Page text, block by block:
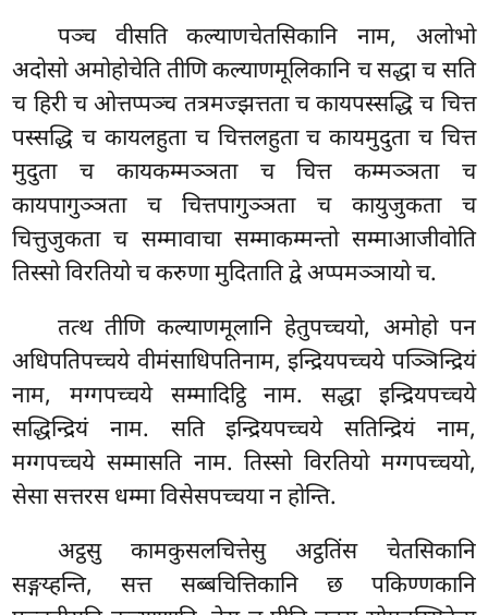
पञ्च वीसति कल्याणचेतसिकानि नाम, अलोभो
अदोसो अमोहोचेति तीणि कल्याणमूलिकानि च सद्धा च सति
च हिरी च ओत्तप्पञ्च तत्रमज्झत्तता च कायपस्सद्धि च चित्त
पस्सद्धि च कायलहुता च चित्तलहुता च कायमुदुता च चित्त
मुदुता च कायकम्मञ्ञता च चित्त कम्मञ्ञता च
कायपागुञ्ञता च चित्तपागुञ्ञता च कायुजुकता च
चित्तुजुकताच सम्मावाचा सम्माकम्मन्तो सम्माआजीवोति
तिस्सो विरतियो च करुणा मुदिताति द्वे अप्पमञ्ञायो च.
तत्थ तीणि कल्याणमूलानि हेतुपच्चयो, अमोहो पन
अधिपतिपच्चये वीमंसाधिपतिनाम, इन्द्रियपच्चये पञ्ञिन्द्रियं
नाम, मग्गपच्चये सम्मादिट्ठि नाम. सद्धा इन्द्रियपच्चये
सद्धिन्द्रियं नाम. सति इन्द्रियपच्चये सतिन्द्रियं नाम,
मग्गपच्चये सम्मासति नाम. तिस्सो विरतियो मग्गपच्चयो,
सेसा सत्तरस धम्मा विसेसपच्चया न होन्ति.
अट्ठसु कामकुसलचित्तेसु अट्ठतिंस चेतसिकानि
सङ्गय्हन्ति, सत्त सब्बचित्तिकानि छ पकिण्णकानि